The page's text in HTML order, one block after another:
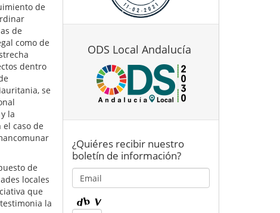
de
de
como de
dentro
se
la
caso de
de
locales
que
la
ODS Local Andalucía
¿Quiéres recibir nuestro
boletín de información?